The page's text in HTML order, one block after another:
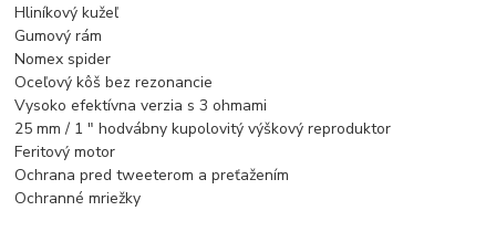
Hliníkový kužeľ
Gumový rám
Nomex spider
Oceľový kôš bez rezonancie
Vysoko efektívna verzia s 3 ohmami
25 mm / 1 ″ hodvábny kupolovitý výškový reproduktor
Feritový motor
Ochrana pred tweeterom a preťažením
Ochranné mriežky